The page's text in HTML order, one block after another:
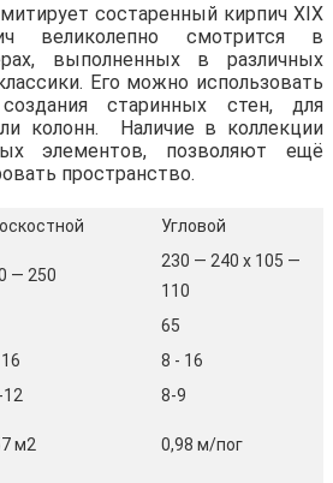
состаренный кирпич XIX
великолепно смотрится в
выполненных в различных
Его можно использовать
старинных стен, для
колонн. Наличие в коллекции
элементов, позволяют ещё
пространство.
Угловой
— 250
230 — 240 x 105 —
110
65
8 - 16
12
8-9
м2 0,98 м/пог